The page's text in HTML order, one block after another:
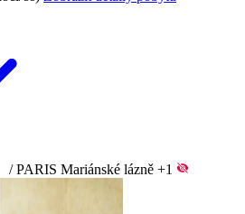
/ PARIS Mariánské lázně +1